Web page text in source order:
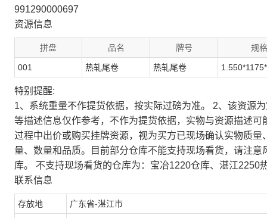
991290000697
资源信息
拼盘 品名 牌号 规格
001 热轧尾卷 热轧尾卷
特别提醒:
1、系统重量不作提货依据，按实际过磅为准。 2、该资源
等描述信息仅作参考，不作为提货依据，实物与资源描述
过程中出价或购买挂牌资源，视为买方已现场确认实物质
量、数量和品质。目前部分仓库不能支持现场看货，请注
库。 不支持现场看货的仓库为：宝冶1220仓库、湛江2250
联系信息
存放地 广东省-湛江市